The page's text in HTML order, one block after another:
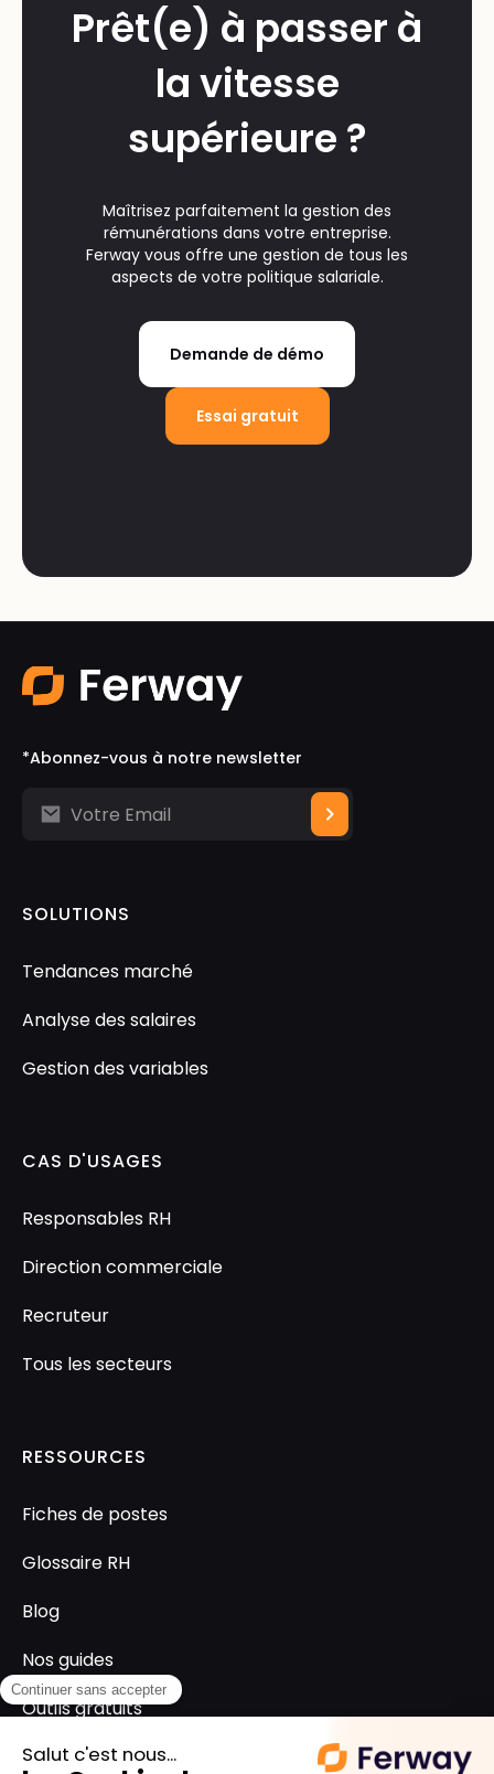
Prêt(e) à passer à
la vitesse
supérieure ?
Maîtrisez parfaitement la gestion des
rémunérations dans votre entreprise.
Ferway vous offre une gestion de tous les
aspects de votre politique salariale.
Demande de démo
Essai gratuit
SOLUTIONS
Tendances marché
Analyse des salaires
Gestion des variables
CAS D'USAGES
Responsables RH
Direction commerciale
Recruteur
Tous les secteurs
RESSOURCES
Fiches de postes
Glossaire RH
Blog
Nos guides
Outils gratuits
*Abonnez-vous à notre newsletter